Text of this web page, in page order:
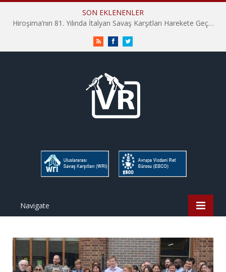
SON EKLENENLER
Hiroşima’nın 81. Yılında İtalyan Savaş Karşıtları Harekete Geçti: “Hatırlamak yeterli değil”
RSS FacebookTwitter
Navigate